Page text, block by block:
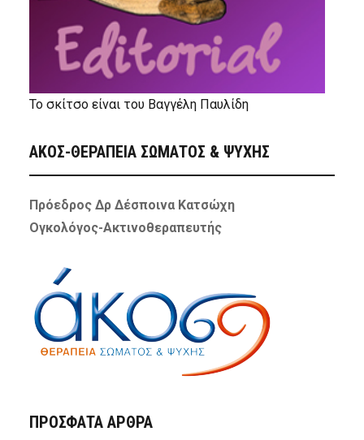
Το σκίτσο είναι του Βαγγέλη Παυλίδη
ΑΚΟΣ-ΘΕΡΑΠΕΙΑ ΣΩΜΑΤΟΣ & ΨΥΧΗΣ
Πρόεδρος Δρ Δέσποινα Κατσώχη
Ογκολόγος-Ακτινοθεραπευτής
ΠΡΌΣΦΑΤΑ ΆΡΘΡΑ